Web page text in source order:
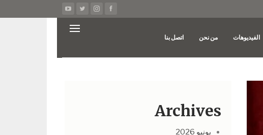
الفيديوهات من نحن اتصل بنا
Archives
يونيو 2026